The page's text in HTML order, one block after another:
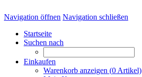
Navigation öffnen Navigation schließen
Startseite
Suchen nach
Einkaufen
Warenkorb anzeigen (0 Artikel)